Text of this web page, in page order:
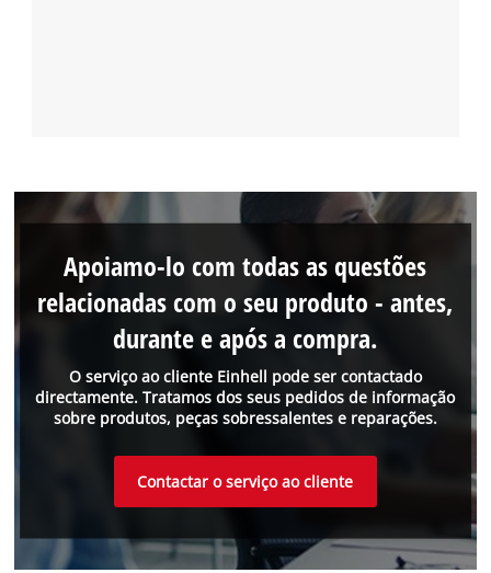
O serviço ao cliente Einhell pode ser contactado
directamente. Tratamos dos seus pedidos de informação
sobre produtos, peças sobressalentes e reparações.
Apoiamo-lo com todas as questões
relacionadas com o seu produto - antes,
durante e após a compra.
Contactar o serviço ao cliente